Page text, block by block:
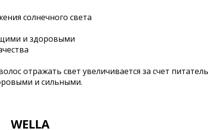
солнечного света
и здоровыми
отражать свет увеличивается за счет
и сильными.
WELLA